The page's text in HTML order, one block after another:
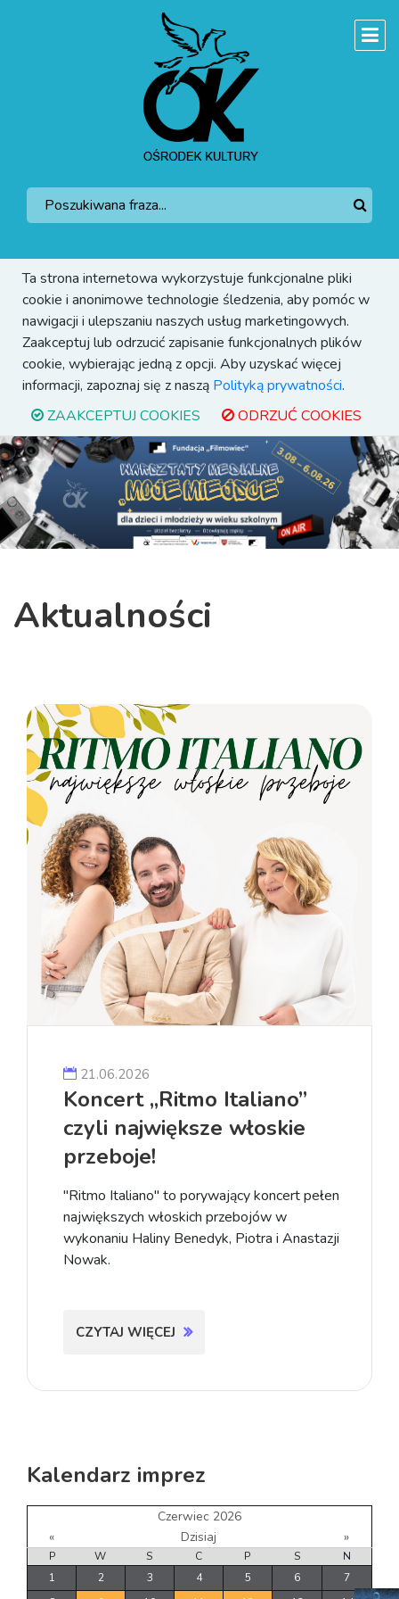
Ta strona internetowa wykorzystuje funkcjonalne pliki
cookie i anonimowe technologie śledzenia, aby pomóc w
nawigacji i ulepszaniu naszych usług marketingowych.
Zaakceptuj lub odrzucić zapisanie funkcjonalnych plików
cookie, wybierając jedną z opcji. Aby uzyskać więcej
informacji, zapoznaj się z naszą Polityką prywatności.
ZAAKCEPTUJ COOKIES
ODRZUĆ COOKIES
Previous Next
Aktualności
21.06.2026
Koncert „Ritmo Italiano”
czyli największe włoskie
przeboje!
"Ritmo Italiano" to porywający koncert pełen
największych włoskich przebojów w
wykonaniu Haliny Benedyk, Piotra i Anastazji
Nowak.
CZYTAJ WIĘCEJ
Kalendarz imprez
Czerwiec 2026
«
Dzisiaj »
P W S C P S
N
1
2 3 4 5 6
7